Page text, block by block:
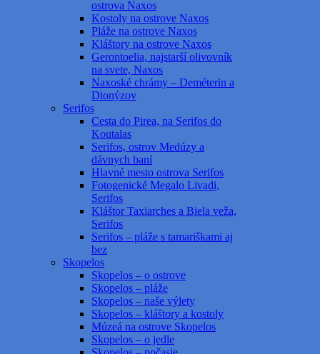
ostrova Naxos
Kostoly na ostrove Naxos
Pláže na ostrove Naxos
Kláštory na ostrove Naxos
Gerontoelia, najstarší olivovník
na svete, Naxos
Naxoské chrámy – Deméterin a
Dionýzov
Serifos
Cesta do Pirea, na Serifos do
Koutalas
Serifos, ostrov Medúzy a
dávnych baní
Hlavné mesto ostrova Serifos
Fotogenické Megalo Livadi,
Serifos
Kláštor Taxiarches a Biela veža,
Serifos
Serifos – pláže s tamariškami aj
bez
Skopelos
Skopelos – o ostrove
Skopelos – pláže
Skopelos – naše výlety
Skopelos – kláštory a kostoly
Múzeá na ostrove Skopelos
Skopelos – o jedle